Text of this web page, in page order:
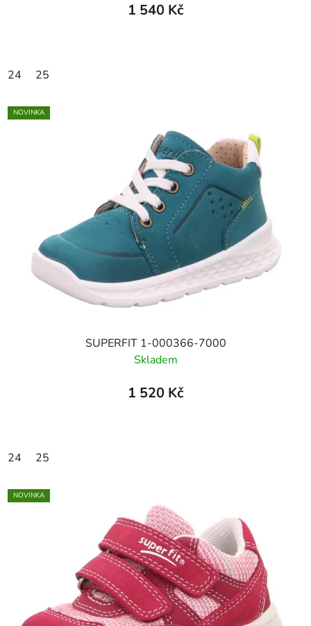
1 540 Kč
24 25
NOVINKA
SUPERFIT 1-000366-7000
Skladem
1 520 Kč
24 25
NOVINKA